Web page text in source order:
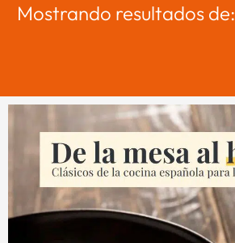
Mostrando resultados de: